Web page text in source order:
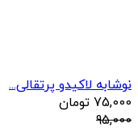
نوشابه لاکیدو پرتقالی...
75,000 تومان
95,000